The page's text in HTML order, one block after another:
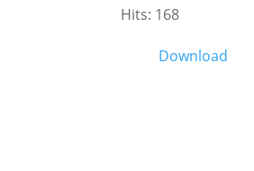
Hits: 168
Download